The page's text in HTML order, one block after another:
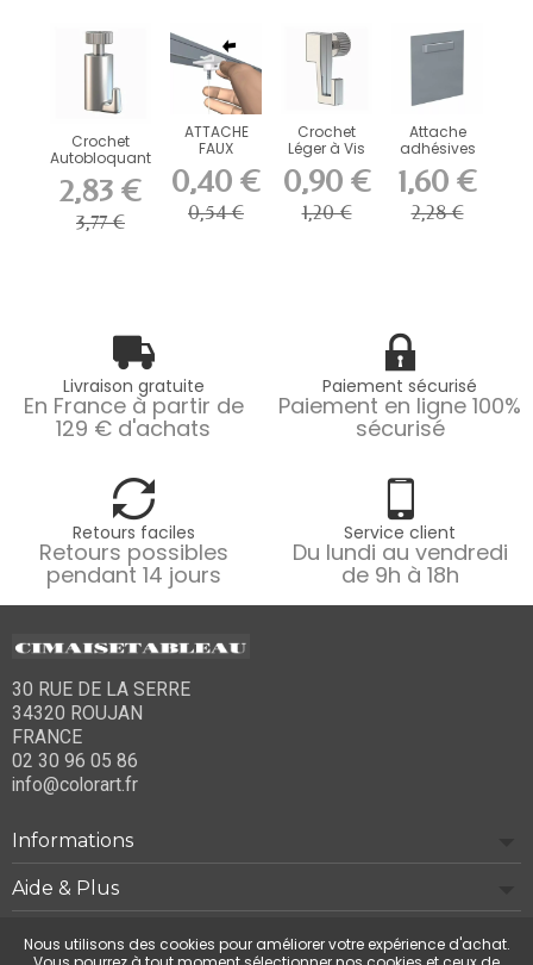
Crochet
Autobloquant
Artiteq 15 kg
pour...
2,83 €
3,77 €
ATTACHE
FAUX
PLAFOND
BLANC
PLASTIQUE
ARTITEQ
0,40 €
0,54 €
Crochet
Léger à Vis
Artiteq 4 kg
pour
Cimaise
0,90 €
1,20 €
Attache
adhésives
pour
dibond,
Plexiglass...
1,60 €
2,28 €
Livraison gratuite
En France à partir de
129 € d'achats
Paiement sécurisé
Paiement en ligne 100%
sécurisé
Retours faciles
Retours possibles
pendant 14 jours
Service client
Du lundi au vendredi
de 9h à 18h
30 RUE DE LA SERRE
34320 ROUJAN
FRANCE
02 30 96 05 86
info@colorart.fr
Informations
Aide & Plus
Notre société
Nous utilisons des cookies pour améliorer votre expérience d'achat.